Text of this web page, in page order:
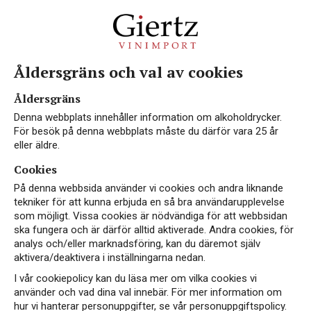
Alkoholfritt vin är en dryck som är alltmer
populär både bland de som väljer att avstå från
alkohol och de som vill minska sin konsumtion
av alkohol. Det finns många olika varianter av
alkoholfritt vin på marknaden idag, och det kan
vara svårt att veta vad som skiljer dem åt.
Vad är alkoholfritt vin?
Åldersgräns och val av cookies
Åldersgräns
Denna webbplats innehåller information om alkoholdrycker.
För besök på denna webbplats måste du därför vara 25 år
eller äldre.
Cookies
På denna webbsida använder vi cookies och andra liknande
tekniker för att kunna erbjuda en så bra användarupplevelse
som möjligt. Vissa cookies är nödvändiga för att webbsidan
ska fungera och är därför alltid aktiverade. Andra cookies, för
analys och/eller marknadsföring, kan du däremot själv
aktivera/deaktivera i inställningarna nedan.
I vår cookiepolicy kan du läsa mer om vilka cookies vi
använder och vad dina val innebär. För mer information om
hur vi hanterar personuppgifter, se vår personuppgiftspolicy.